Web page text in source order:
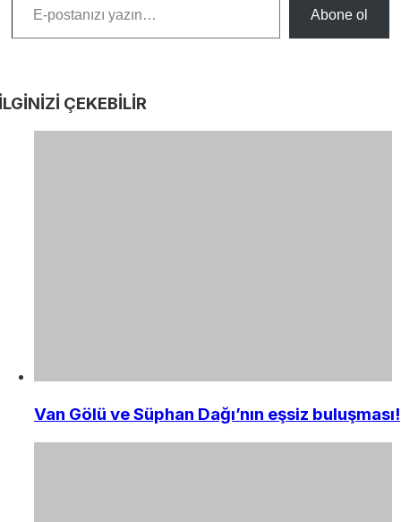
Abone ol
ÇEKEBİLİR
Van Gölü ve Süphan Dağı’nın eşsiz buluşması!